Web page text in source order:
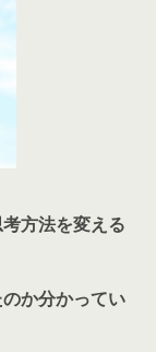
方法を変える
か分かってい